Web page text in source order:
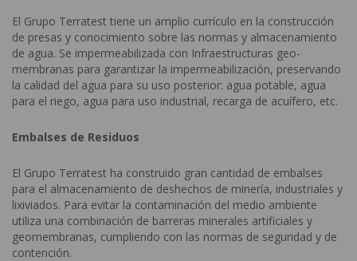
El Grupo Terratest tiene un amplio currículo en la construcción
de presas y conocimiento sobre las normas y almacenamiento
de agua. Se impermeabilizada con Infraestructuras geo-
membranas para garantizar la impermeabilización, preservando
la calidad del agua para su uso posterior: agua potable, agua
para el riego, agua para uso industrial, recarga de acuífero, etc.
Embalses de Residuos
El Grupo Terratest ha construido gran cantidad de embalses
para el almacenamiento de deshechos de minería, industriales y
lixiviados. Para evitar la contaminación del medio ambiente
utiliza una combinación de barreras minerales artificiales y
geomembranas, cumpliendo con las normas de seguridad y de
contención.